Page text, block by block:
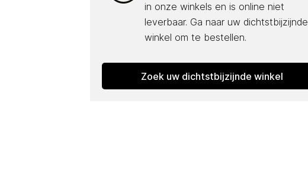
in onze winkels en is online niet
leverbaar. Ga naar uw dichtstbijzijnde
winkel om te bestellen.
Zoek uw dichtstbijzijnde winkel